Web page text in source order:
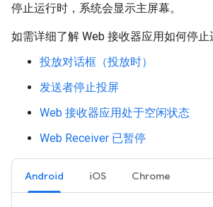
停止运行时，系统会显示主屏幕。
如需详细了解 Web 接收器应用如何停止
投放对话框（投放时）
发送者停止投屏
Web 接收器应用处于空闲状态
Web Receiver 已暂停
Android iOS Chrome